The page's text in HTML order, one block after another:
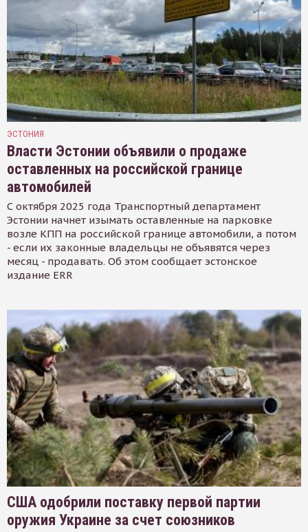
ЭСТОНИЯ
Власти Эстонии объявили о продаже
оставленных на российской границе
автомобилей
С октября 2025 года Транспортный департамент
Эстонии начнет изымать оставленные на парковке
возле КПП на российской границе автомобили, а потом
- если их законные владельцы не объявятся через
месяц - продавать. Об этом сообщает эстонское
издание ERR
США одобрили поставку первой партии
оружия Украине за счет союзников